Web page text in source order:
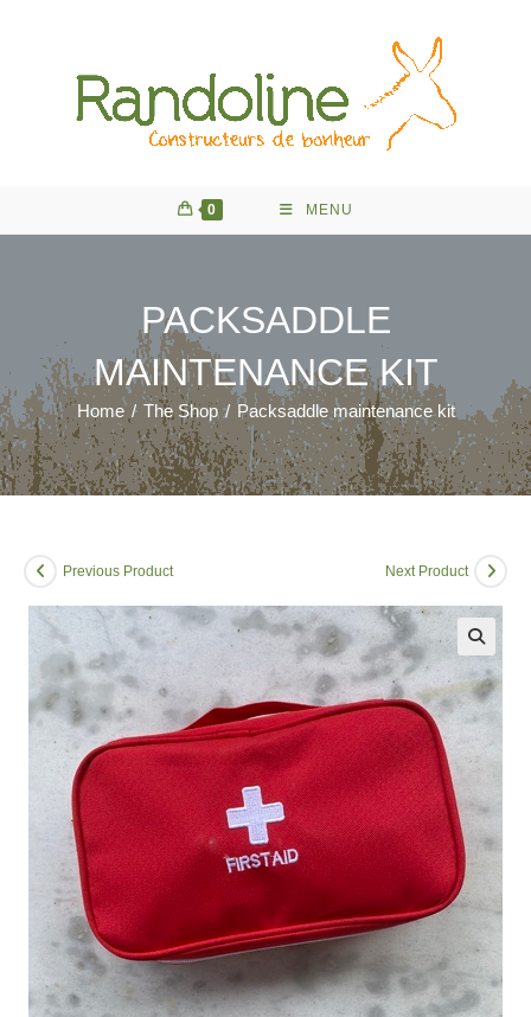
0 MENU
PACKSADDLE
MAINTENANCE KIT
Home / The Shop / Packsaddle maintenance kit
Previous Product Next Product
🔍